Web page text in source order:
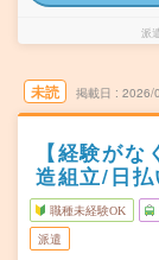
派
未読 掲載日 2026/
【経験が
造組立/日
職種未経験OK
派遣